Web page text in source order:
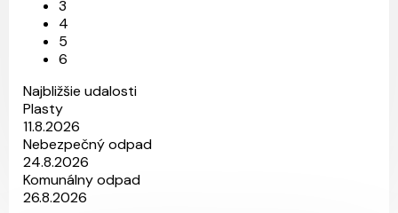
3
4
5
6
Najbližšie udalosti
Plasty
11.8.2026
Nebezpečný odpad
24.8.2026
Komunálny odpad
26.8.2026